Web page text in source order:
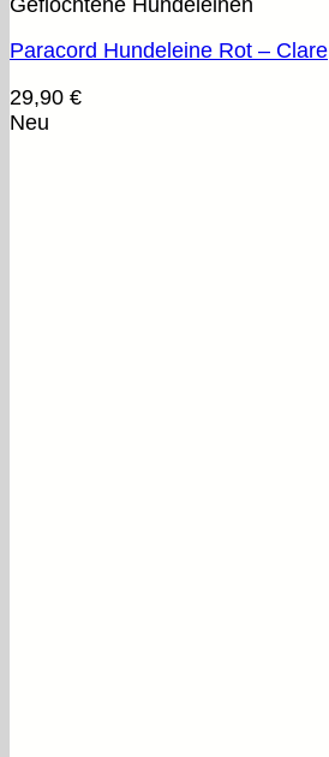
Paracord Hundeleine Rot – Clare
29,90 €
Neu